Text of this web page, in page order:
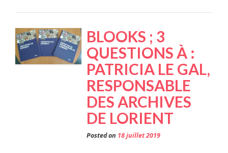
BLOOKS ; 3
QUESTIONS À :
PATRICIA LE GAL,
RESPONSABLE
DES ARCHIVES
DE LORIENT
Posted on 18 juillet 2019